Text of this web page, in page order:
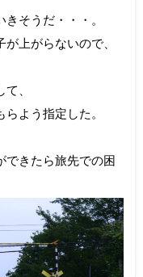
そうだ・・・。
上がらないので、
、
よう指定した。
できたら旅先での困